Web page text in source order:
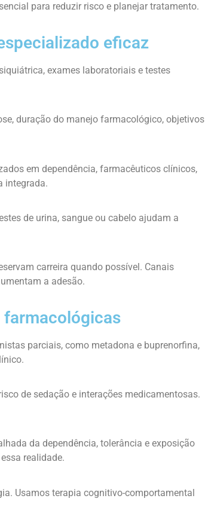
para reduzir risco e planejar tratamento.
eficaz
exames laboratoriais e testes
duração do manejo farmacológico, objetivos
em dependência, farmacêuticos clínicos,
integrada.
de urina, sangue ou cabelo ajudam a
carreira quando possível. Canais
a adesão.
parciais, como metadona e buprenorfina,
de sedação e interações medicamentosas.
da dependência, tolerância e exposição
realidade.
Usamos terapia cognitivo-comportamental